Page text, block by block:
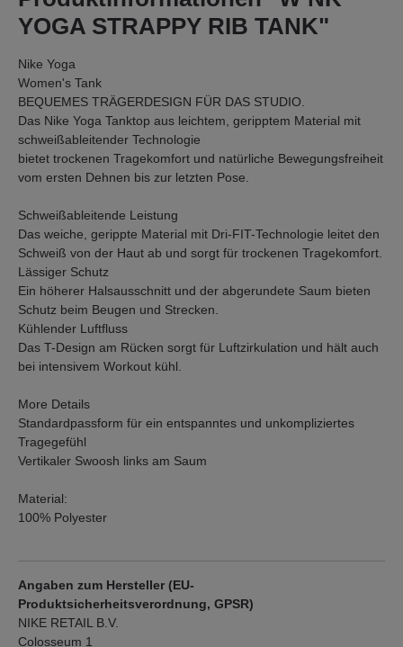
YOGA STRAPPY RIB TANK"
Nike Yoga
Women's Tank
BEQUEMES TRÄGERDESIGN FÜR DAS STUDIO.
Das Nike Yoga Tanktop aus leichtem, geripptem Material mit
schweißableitender Technologie
bietet trockenen Tragekomfort und natürliche Bewegungsfreiheit
vom ersten Dehnen bis zur letzten Pose.
Schweißableitende Leistung
Das weiche, gerippte Material mit Dri-FIT-Technologie leitet den
Schweiß von der Haut ab und sorgt für trockenen Tragekomfort.
Lässiger Schutz
Ein höherer Halsausschnitt und der abgerundete Saum bieten
Schutz beim Beugen und Strecken.
Kühlender Luftfluss
Das T-Design am Rücken sorgt für Luftzirkulation und hält auch
bei intensivem Workout kühl.
More Details
Standardpassform für ein entspanntes und unkompliziertes
Tragegefühl
Vertikaler Swoosh links am Saum
Material:
100% Polyester
Angaben zum Hersteller (EU-
Produktsicherheitsverordnung, GPSR)
NIKE RETAIL B.V.
Colosseum 1